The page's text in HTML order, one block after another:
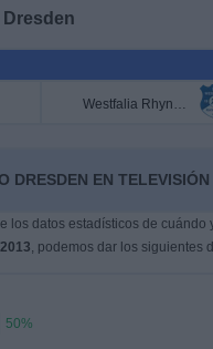
Dresden
Westfalia Rhynern
DRESDEN EN TELEVISIÓN
los datos estadísticos de
, podemos dar los siguientes
50%